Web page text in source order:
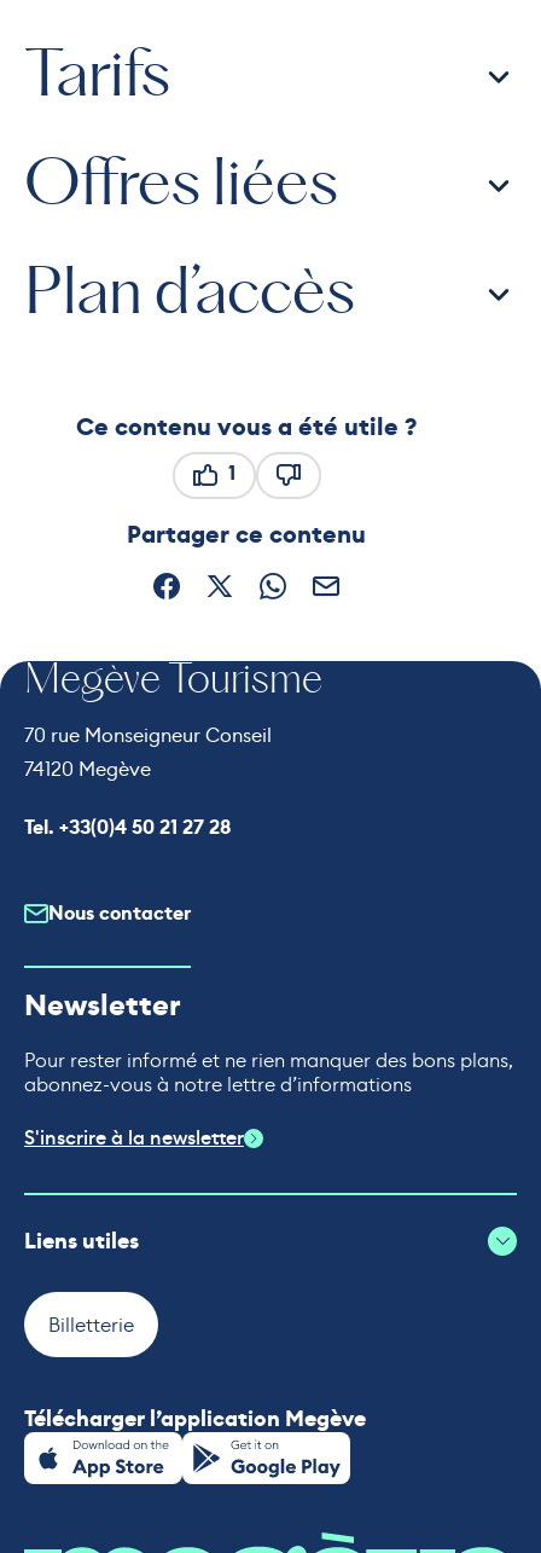
Tarifs
Offres liées
Plan d’accès
Ce contenu vous a été utile ?
1
Partager ce contenu
Partager sur Facebook (nouvelle fenêtre)
Partager sur X / Twitter (nouvelle
Partager sur WhatsApp
Partager par mail
Megève Tourisme
70 rue Monseigneur Conseil
74120 Megève
Appeler le
Tel. +33(0)4 50 21 27 28
Nous contacter
Newsletter
Pour rester informé et ne rien manquer des bons plans,
abonnez-vous à notre lettre d’informations
S'inscrire à la newsletter
Liens utiles
Billetterie
Télécharger l’application Megève